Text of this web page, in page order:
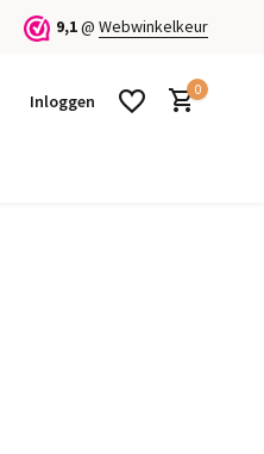
9,1@ Webwinkelkeur
Inloggen
0